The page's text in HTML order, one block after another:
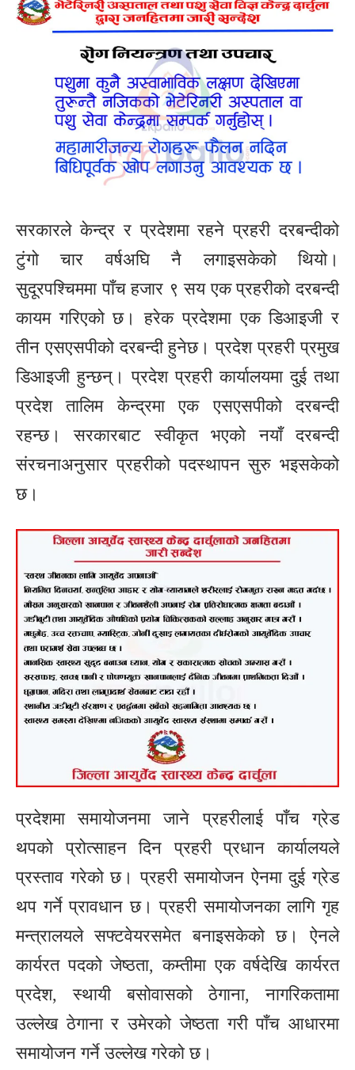
सरकारले केन्द्र र प्रदेशमा रहने प्रहरी दरबन्दीको
टुंगो चार वर्षअघि नै लगाइसकेको थियो।
सुदूरपश्चिममा पाँच हजार ९ सय एक प्रहरीको दरबन्दी
कायम गरिएको छ। हरेक प्रदेशमा एक डिआइजी र
तीन एसएसपीको दरबन्दी हुनेछ। प्रदेश प्रहरी प्रमुख
डिआइजी हुन्छन्। प्रदेश प्रहरी कार्यालयमा दुई तथा
प्रदेश तालिम केन्द्रमा एक एसएसपीको दरबन्दी
रहन्छ। सरकारबाट स्वीकृत भएको नयाँ दरबन्दी
संरचनाअनुसार प्रहरीको पदस्थापन सुरु भइसकेको
छ।
प्रदेशमा समायोजनमा जाने प्रहरीलाई पाँच ग्रेड
थपको प्रोत्साहन दिन प्रहरी प्रधान कार्यालयले
प्रस्ताव गरेको छ। प्रहरी समायोजन ऐनमा दुई ग्रेड
थप गर्ने प्रावधान छ। प्रहरी समायोजनका लागि गृह
मन्त्रालयले सफ्टवेयरसमेत बनाइसकेको छ। ऐनले
कार्यरत पदको जेष्ठता, कम्तीमा एक वर्षदेखि कार्यरत
प्रदेश, स्थायी बसोवासको ठेगाना, नागरिकतामा
उल्लेख ठेगाना र उमेरको जेष्ठता गरी पाँच आधारमा
समायोजन गर्ने उल्लेख गरेको छ।